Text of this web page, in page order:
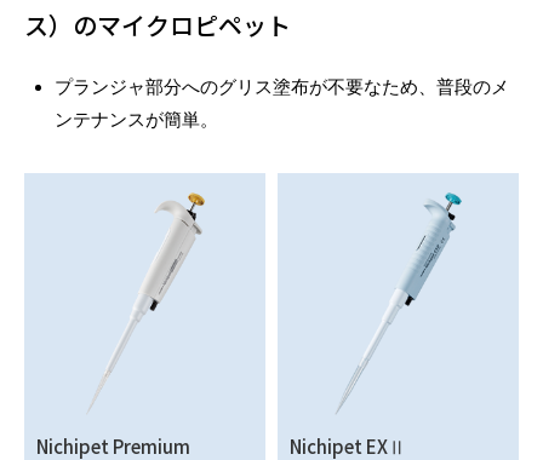
ス）のマイクロピペット
プランジャ部分へのグリス塗布が不要なため、普段のメ
ンテナンスが簡単。
Nichipet Premium Nichipet EXⅡ